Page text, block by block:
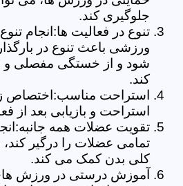
جلوگیری کند.
تنوع در فعالیت ها:انجام
ورزشی باعث تنوع در
شود و از خستگی مفصلی و
کند.
استراحت مناسب:اختصاص
استراحت و بازیابی بعد از
تقویت عضلات همه
تمامی عضلات را درگیر کند،
کلی بدن کمک می کند.
آموزش درستی در ورزش